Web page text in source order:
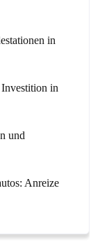
in
in
und
Anreize